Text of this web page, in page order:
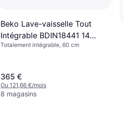
Beko Lave-vaisselle Tout
Intégrable BDIN18441 14
Couverts
Totalement intégrable, 60 cm
365 €
Ou 121,66 €/mois
8 magasins